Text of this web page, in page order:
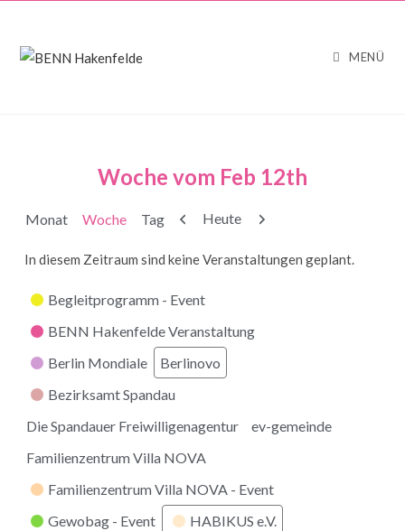
MENÜ
Woche vom Feb 12th
Monat Woche Tag Zurück
Heute Weiter
In diesem Zeitraum sind keine Veranstaltungen geplant.
Kategorien
Begleitprogramm - Event
BENN Hakenfelde Veranstaltung
Berlin Mondiale
Berlinovo
Bezirksamt Spandau
Die Spandauer Freiwilligenagentur
ev-gemeinde
Familienzentrum Villa NOVA
Familienzentrum Villa NOVA - Event
Gewobag - Event
HABIKUS e.V.